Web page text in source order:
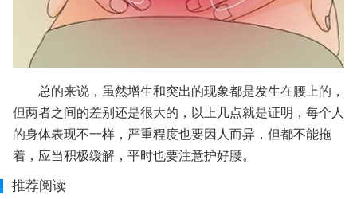
总的来说，虽然增生和突出的现象都是发生在腰上的，
但两者之间的差别还是很大的，以上几点就是证明，每个人
的身体表现不一样，严重程度也要因人而异，但都不能拖
着，应当积极缓解，平时也要注意护好腰。
推荐阅读